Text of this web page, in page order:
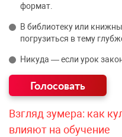
формат.
В библиотеку или
погрузиться в тему
Никуда — если урок
Взгляд зумера: как
влияют на обучение